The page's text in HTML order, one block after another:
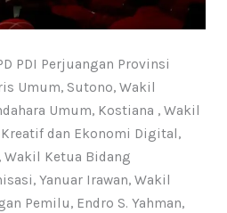
PDI Perjuangan Provinsi
Umum, Sutono, Wakil
Umum, Kostiana , Wakil
dan Ekonomi Digital,
Wakil Ketua Bidang
Yanuar Irawan, Wakil
Pemilu, Endro S. Yahman,